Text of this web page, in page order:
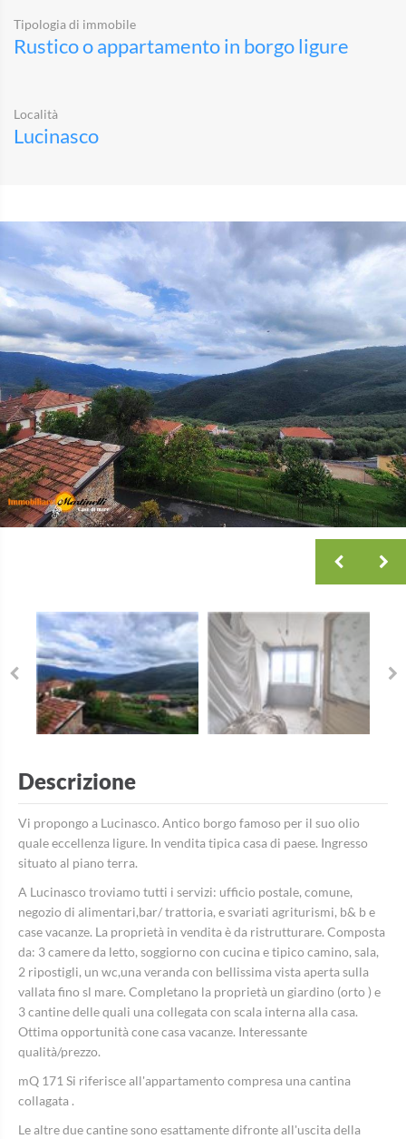
Tipologia di immobile
Rustico o appartamento in borgo ligure
Località
Lucinasco
Descrizione
Vi propongo a Lucinasco. Antico borgo famoso per il suo olio
quale eccellenza ligure. In vendita tipica casa di paese. Ingresso
situato al piano terra.
A Lucinasco troviamo tutti i servizi: ufficio postale, comune,
negozio di alimentari,bar/ trattoria, e svariati agriturismi, b& b e
case vacanze. La proprietà in vendita è da ristrutturare. Composta
da: 3 camere da letto, soggiorno con cucina e tipico camino, sala,
2 ripostigli, un wc,una veranda con bellissima vista aperta sulla
vallata fino sl mare. Completano la proprietà un giardino (orto ) e
3 cantine delle quali una collegata con scala interna alla casa.
Ottima opportunità cone casa vacanze. Interessante
qualità/prezzo.
mQ 171 Si riferisce all'appartamento compresa una cantina
collagata .
Le altre due cantine sono esattamente difronte all'uscita della